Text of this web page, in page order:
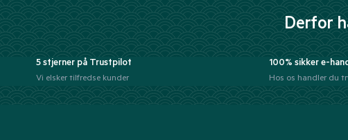
Derfor
5 stjerner på Trustpilot
Vi elsker tilfredse kunder
100% sikker e-
Hos os handler du